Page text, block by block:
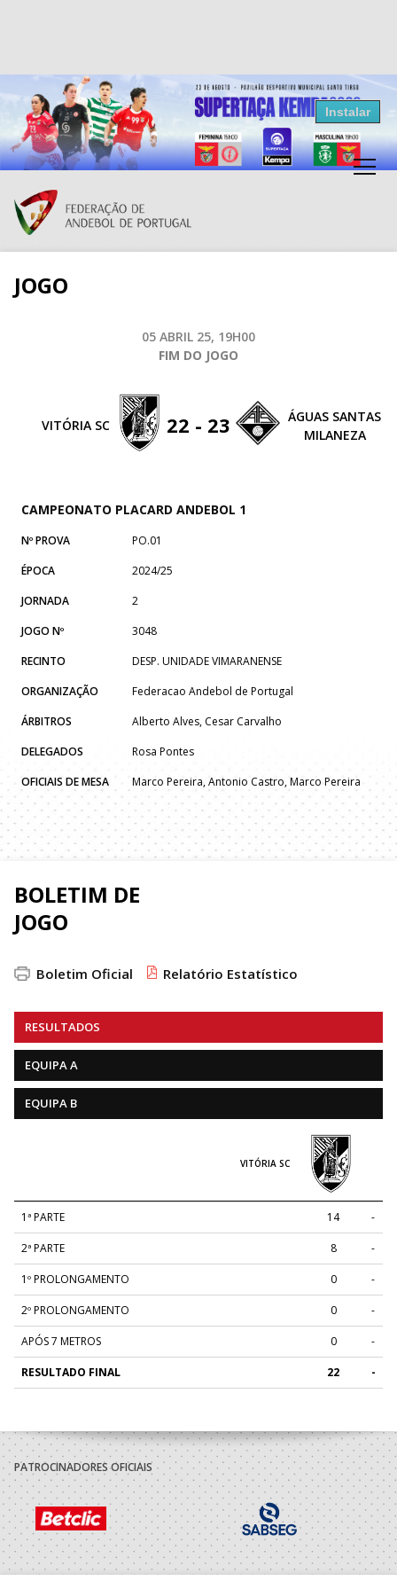
Resultados Andebol
Federação de Andebol de Portugal
Grátis - Disponivel na Play Store
Instalar
JOGO
05 ABRIL 25, 19H00
FIM DO JOGO
VITÓRIA SC 22 - 23
ÁGUAS SANTAS
MILANEZA
CAMPEONATO PLACARD ANDEBOL 1
Nº PROVA
PO.01
ÉPOCA
2024/25
JORNADA
2
JOGO Nº
3048
RECINTO
DESP. UNIDADE VIMARANENSE
ORGANIZAÇÃO
Federacao Andebol de Portugal
ÁRBITROS
Alberto Alves, Cesar Carvalho
DELEGADOS
Rosa Pontes
OFICIAIS DE MESA
Marco Pereira, Antonio Castro, Marco Pereira
BOLETIM DE
JOGO
Boletim Oficial Relatório Estatístico
RESULTADOS
EQUIPA A
EQUIPA B
VITÓRIA SC
1ª PARTE 14 -
2ª PARTE 8 -
1º PROLONGAMENTO 0 -
2º PROLONGAMENTO 0 -
APÓS 7 METROS 0 -
RESULTADO FINAL 22 -
PATROCINADORES OFICIAIS